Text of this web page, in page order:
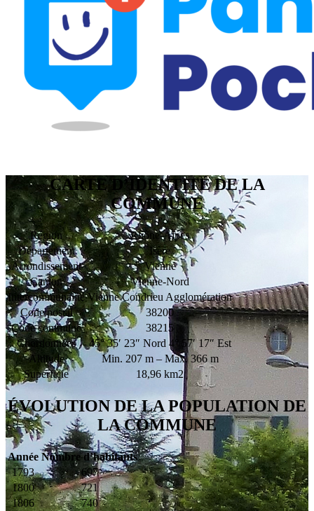
CARTE D’IDENTITÉ DE LA
COMMUNE
Région
Rhône-Alpes
Département
Isère
Arrondissement
Vienne
Canton
Vienne-Nord
Intercommunalité Vienne Condrieu Agglomération
Code postal
38200
Code commune
38215
Coordonnées
45° 35′ 23″ Nord 4° 57′ 17″ Est
Altitude
Min. 207 m – Max. 366 m
Superficie
18,96 km2
ÉVOLUTION DE LA POPULATION DE
LA COMMUNE
Année Nombre d’habitants
1793
697
1800
721
1806
740